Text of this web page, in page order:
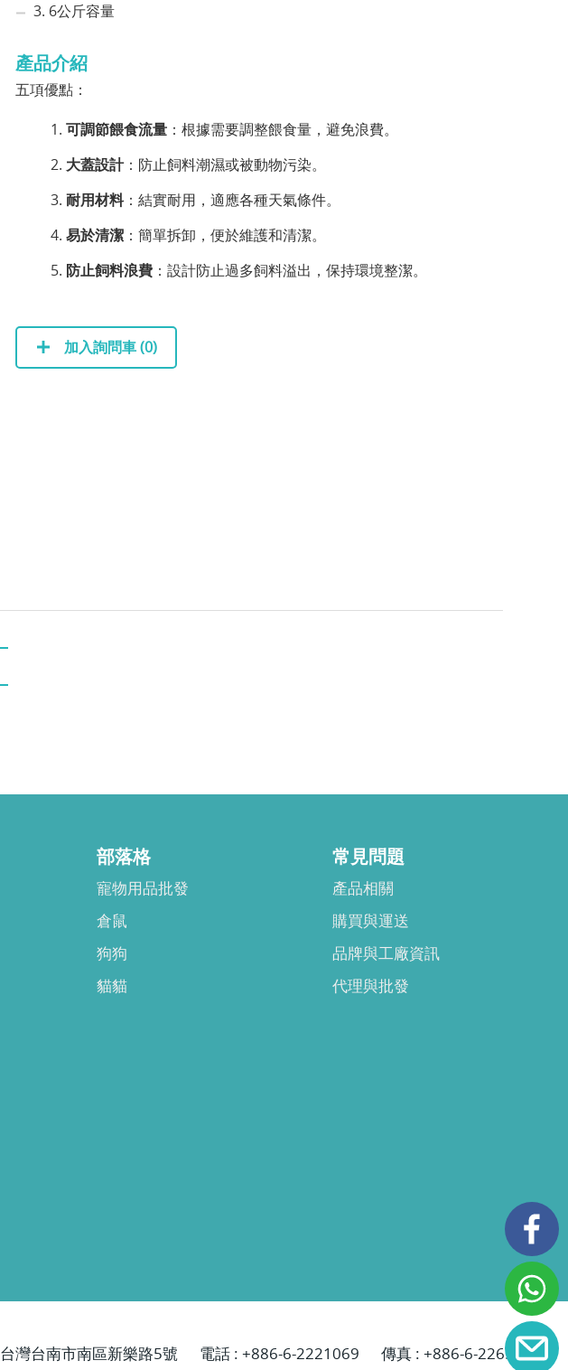
3. 6公斤容量
產品介紹
五項優點：
可調節餵食流量 ：根據需要調整餵食量，避免浪費。
大蓋設計：防止飼料潮濕或被動物污染。
耐用材料：結實耐用，適應各種天氣條件。
易於清潔 ：簡單拆卸，便於維護和清潔。
防止飼料浪費 ：設計防止過多飼料溢出，保持環境整潔。
加入詢問車 (0)
部落格
寵物用品批發
倉鼠
狗狗
貓貓
常見問題
產品相關
購買與運送
品牌與工廠資訊
代理與批發
台灣台南市南區新樂路5號 電話 : +886-6-2221069 傳真 : +886-6-2265629